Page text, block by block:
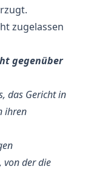
zugelassen
gegenüber
das Gericht in
ihren
von der die